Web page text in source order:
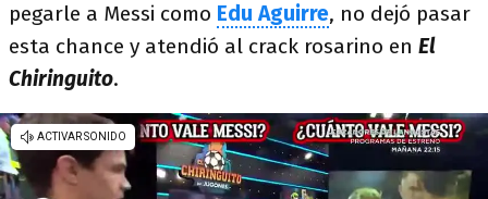
pegarle a Messi como Edu Aguirre, no dejó pasar
esta chance y atendió al crack rosarino en El
Chiringuito.